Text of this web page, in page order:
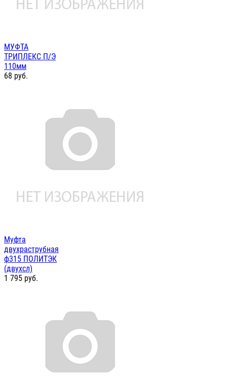
МУФТА
ТРИПЛЕКС П/Э
110мм
68 руб.
Муфта
двухраструбная
ф315 ПОЛИТЭК
(двухсл)
1 795 руб.